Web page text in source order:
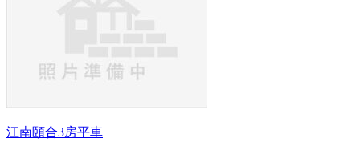
江南頤合3房平車